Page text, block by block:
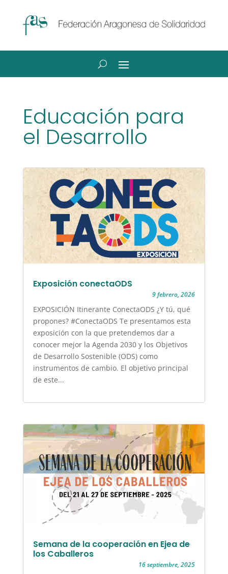
Educación para
el Desarrollo
Exposición conectaODS
9 febrero, 2026
EXPOSICIÓN Itinerante ConectaODS ¿Y tú, qué
propones? #ConectaODS Te presentamos esta
exposición con la que pretendemos dar a
conocer mejor la Agenda 2030 y los Objetivos
de Desarrollo Sostenible (ODS) como
instrumentos de cambio. El objetivo principal
de este...
Semana de la cooperación en Ejea de
los Caballeros
16 septiembre, 2025